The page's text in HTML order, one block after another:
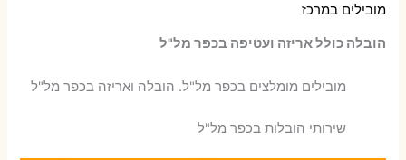
מובילים במרכז
הובלה כולל אריזה ועטיפה בכפר מל"ל
‫מובילים מומלצים בכפר מל"ל. הובלה ואריזה בכפר מל"ל
שירותי הובלות בכפר מל"ל